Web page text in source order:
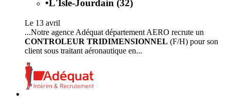
•L'Isle-Jourdain (32)
Le 13 avril
...Notre agence Adéquat département AERO recrute un
CONTROLEUR TRIDIMENSIONNEL (F/H) pour son
client sous traitant aéronautique en...